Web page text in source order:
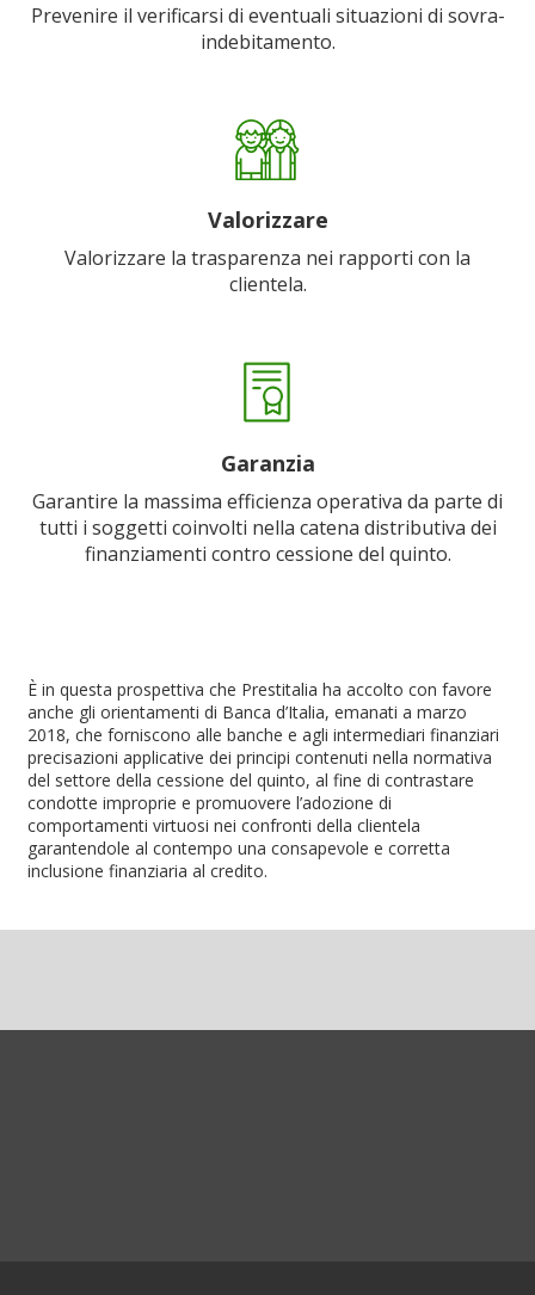
Prevenire il verificarsi di eventuali situazioni di sovra-
indebitamento.
Valorizzare
Valorizzare la trasparenza nei rapporti con la
clientela.
Garanzia
Garantire la massima efficienza operativa da parte di
tutti i soggetti coinvolti nella catena distributiva dei
finanziamenti contro cessione del quinto.
È in questa prospettiva che Prestitalia ha accolto con favore
anche gli orientamenti di Banca d’Italia, emanati a marzo
2018, che forniscono alle banche e agli intermediari finanziari
precisazioni applicative dei principi contenuti nella normativa
del settore della cessione del quinto, al fine di contrastare
condotte improprie e promuovere l’adozione di
comportamenti virtuosi nei confronti della clientela
garantendole al contempo una consapevole e corretta
inclusione finanziaria al credito.